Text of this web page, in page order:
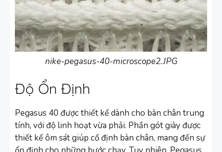
nike-pegasus-40-microscope2.JPG
Độ Ổn Định
Pegasus 40 được thiết kế dành cho bàn chân trung
tính, với độ linh hoạt vừa phải. Phần gót giày được
thiết kế ôm sát giúp cố định bàn chân, mang đến sự